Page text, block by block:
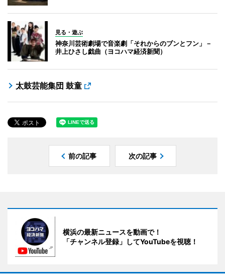
見る・遊ぶ
神奈川芸術劇場で音楽劇「それからのブンとフン」－
井上ひさし戯曲（ヨコハマ経済新聞）
太鼓芸能集団 鼓童
前の記事 次の記事
横浜の最新ニュースを動画で！
「チャンネル登録」してYouTubeを視聴！